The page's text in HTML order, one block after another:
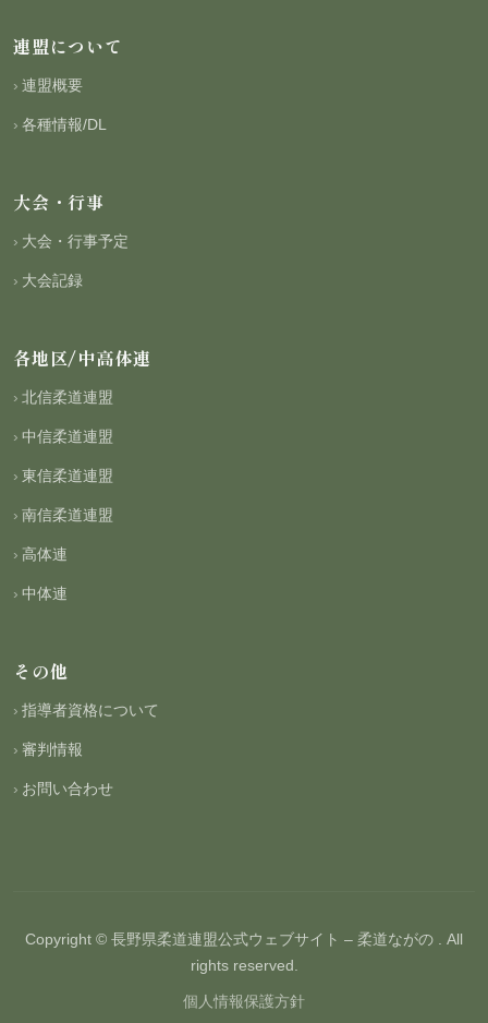
連盟について
連盟概要
各種情報/DL
大会・行事
大会・行事予定
大会記録
各地区/中高体連
北信柔道連盟
中信柔道連盟
東信柔道連盟
南信柔道連盟
高体連
中体連
その他
指導者資格について
審判情報
お問い合わせ
Copyright © 長野県柔道連盟公式ウェブサイト – 柔道ながの . All
rights reserved.
個人情報保護方針